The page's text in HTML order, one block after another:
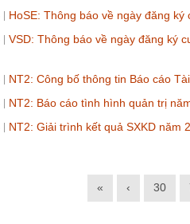
HoSE: Thông báo về ngày đăng
VSD: Thông báo về ngày đăng ký
NT2: Công bố thông tin Báo cáo
NT2: Báo cáo tình hình quản trị
NT2: Giải trình kết quả SXKD năm
« ‹ 30